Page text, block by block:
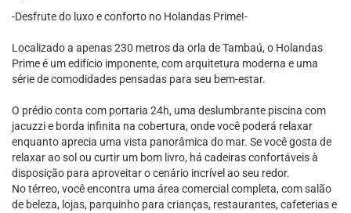
-Desfrute do luxo e conforto no Holandas Prime!-
Localizado a apenas 230 metros da orla de Tambaú, o Holandas
Prime é um edifício imponente, com arquitetura moderna e uma
série de comodidades pensadas para seu bem-estar.
O prédio conta com portaria 24h, uma deslumbrante piscina com
jacuzzi e borda infinita na cobertura, onde você poderá relaxar
enquanto aprecia uma vista panorâmica do mar. Se você gosta de
relaxar ao sol ou curtir um bom livro, há cadeiras confortáveis à
disposição para aproveitar o cenário incrível ao seu redor.
No térreo, você encontra uma área comercial completa, com salão
de beleza, lojas, parquinho para crianças, restaurantes, cafeterias e